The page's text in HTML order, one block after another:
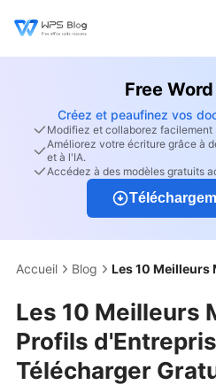
Free
Créez et peaufinez vos
Modifiez et collaborez facilement
Améliorez votre écriture grâce à
et à l'IA.
Accédez à des modèles gratuits
Accueil Blog
Les 10 Meilleurs
Profils
Télécharger